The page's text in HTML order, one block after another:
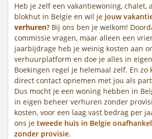
Heb je zelf een vakantiewoning, chalet,
blokhut in Belgie en wil je jouw
verhuren? Bij ons ben je welkom!
commissie vragen, maar alleen een
jaarbijdrage heb je weinig kosten aan
verhuurplatform en doe je alles in
Boekingen regel je helemaal zelf. En
direct contact opnemen met jou als
Dus mocht je een woning hebben in
in eigen beheer verhuren zonder
kosten, voor een laag vast bedrag per
ons je tweede huis in Belgie
zonder provisie.